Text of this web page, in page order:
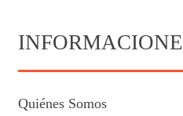
Quiénes Somos